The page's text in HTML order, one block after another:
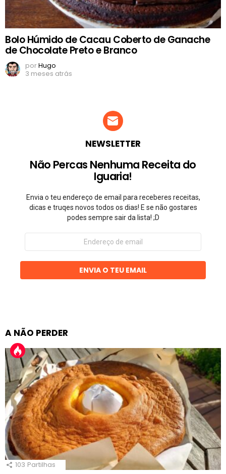
Bolo Húmido de Cacau Coberto de Ganache
de Chocolate Preto e Branco
porHugo
3 meses atrás
NEWSLETTER
Não Percas Nenhuma Receita do
Iguaria!
Envia o teu endereço de email para receberes receitas,
dicas e truqes novos todos os dias! E se não gostares
podes sempre sair da lista! ;D
Endereço
email
ENVIA O TEU EMAIL
A NÃO PERDER
103 Partilhas